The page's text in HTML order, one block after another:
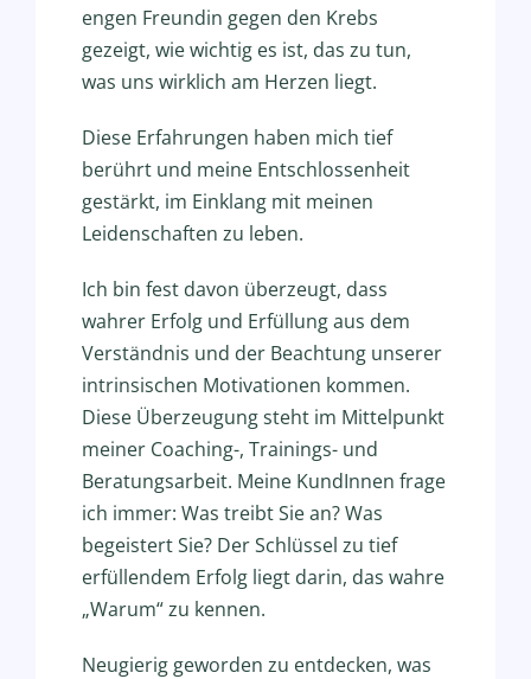
engen Freundin gegen den Krebs
gezeigt, wie wichtig es ist, das zu tun,
was uns wirklich am Herzen liegt.
Diese Erfahrungen haben mich tief
berührt und meine Entschlossenheit
gestärkt, im Einklang mit meinen
Leidenschaften zu leben.
Ich bin fest davon überzeugt, dass
wahrer Erfolg und Erfüllung aus dem
Verständnis und der Beachtung unserer
intrinsischen Motivationen kommen.
Diese Überzeugung steht im Mittelpunkt
meiner Coaching-, Trainings- und
Beratungsarbeit. Meine KundInnen frage
ich immer: Was treibt Sie an? Was
begeistert Sie? Der Schlüssel zu tief
erfüllendem Erfolg liegt darin, das wahre
„Warum“ zu kennen.
Neugierig geworden zu entdecken, was